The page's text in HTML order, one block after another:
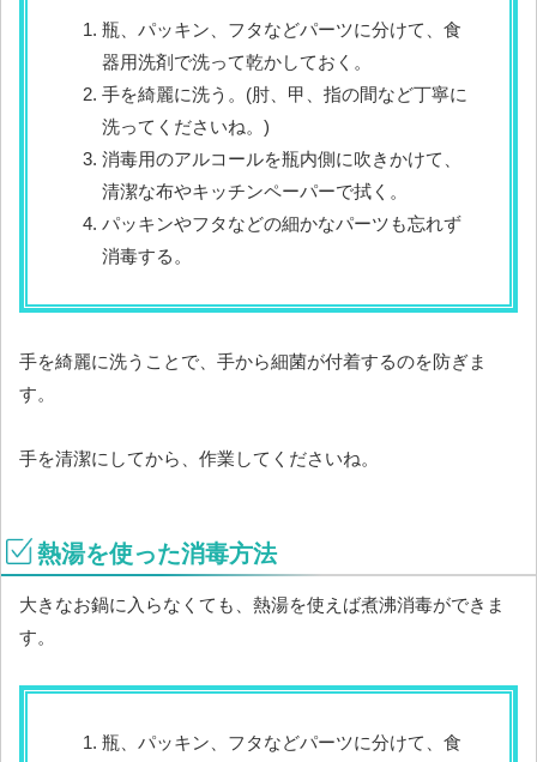
瓶、パッキン、フタなどパーツに分けて、食
器用洗剤で洗って乾かしておく。
手を綺麗に洗う。(肘、甲、指の間など丁寧に
洗ってくださいね。)
消毒用のアルコールを瓶内側に吹きかけて、
清潔な布やキッチンペーパーで拭く。
パッキンやフタなどの細かなパーツも忘れず
消毒する。
手を綺麗に洗うことで、手から細菌が付着するのを防ぎま
す。
手を清潔にしてから、作業してくださいね。
熱湯を使った消毒方法
大きなお鍋に入らなくても、熱湯を使えば煮沸消毒ができま
す。
瓶、パッキン、フタなどパーツに分けて、食